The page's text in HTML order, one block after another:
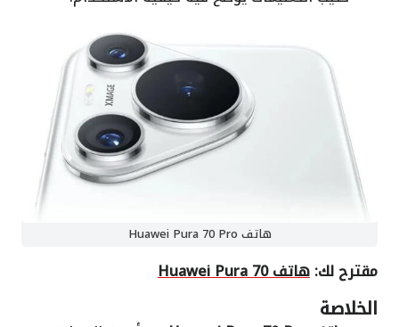
هاتف Huawei Pura 70 Pro
مقترح لك:هاتف Huawei Pura 70
الخلاصة